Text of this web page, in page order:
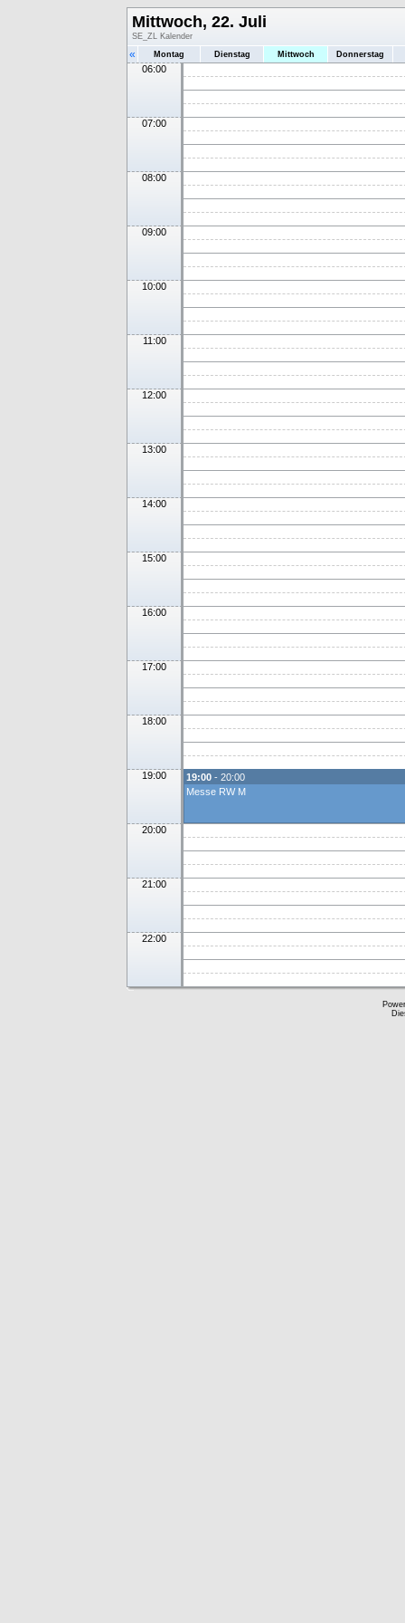
Mittwoch, 22. Juli
SE_ZL Kalender
« Montag Dienstag Mittwoch Donnerstag
06:00
07:00
08:00
09:00
10:00
11:00
12:00
13:00
14:00
15:00
16:00
17:00
18:00
19:00 19:00 - 20:00
Messe RW M
20:00
21:00
22:00